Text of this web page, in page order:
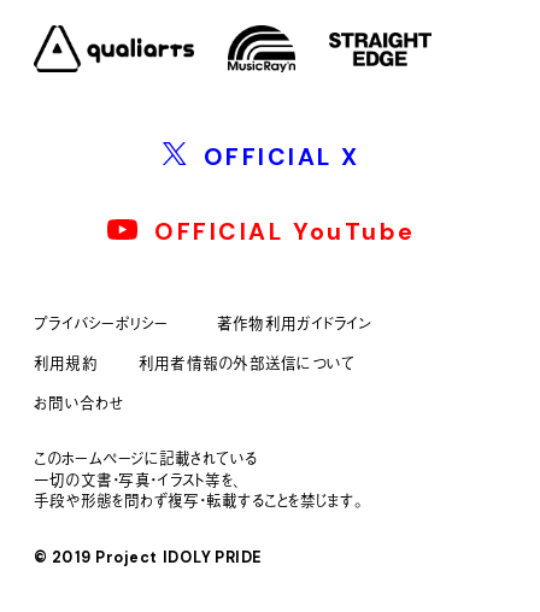
OFFICIAL X
OFFICIAL YouTube
プライバシーポリシー
著作物利用ガイドライン
利用規約
利用者情報の外部送信について
お問い合わせ
このホームページに記載されている
一切の文書・写真・イラスト等を、
手段や形態を問わず複写・転載することを禁じます。
© 2019 Project IDOLY PRIDE